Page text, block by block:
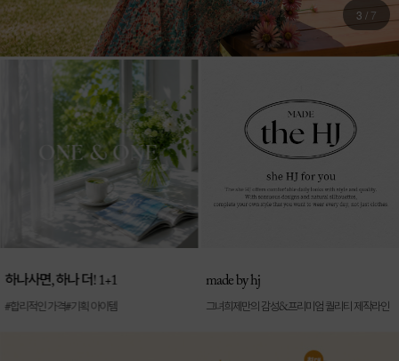
4 / 7
made by hj
그녀희제만의 감성&프리미엄 퀄리티 제작라인
매일 신상 업로드
신상7%할인 득템 기회